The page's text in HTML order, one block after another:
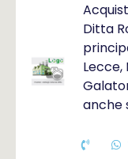
Ditta
Lecce,
anche